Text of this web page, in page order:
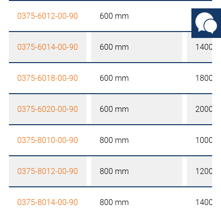
0375-6012-00-90 600 mm 1200
0375-6014-00-90 600 mm 1400
0375-6018-00-90 600 mm 1800
0375-6020-00-90 600 mm 2000
0375-8010-00-90 800 mm 1000
0375-8012-00-90 800 mm 1200
0375-8014-00-90 800 mm 1400